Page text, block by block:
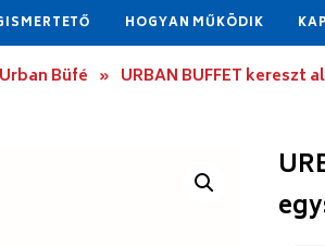
HOGYAN MŰKÖDIK
Büfé » URBAN BUFFET kereszt